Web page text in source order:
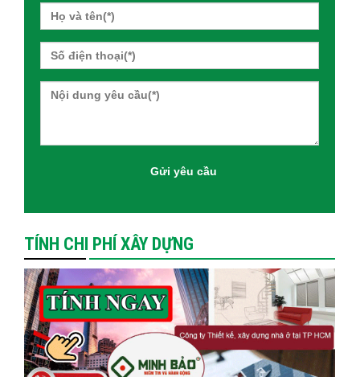
TÍNH CHI PHÍ XÂY DỰNG